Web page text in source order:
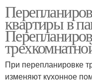
квартиры в
При перепланировке
изменяют кухонное